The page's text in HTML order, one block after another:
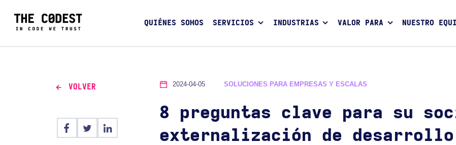
QUIÉNES SOMOS SERVICIOS INDUSTRIAS VALOR PARA NUESTRO
VOLVER 2024-04-05 SOLUCIONES PARA EMPRESAS Y ESCALAS
8 preguntas clave para su
externalización de desarrollo